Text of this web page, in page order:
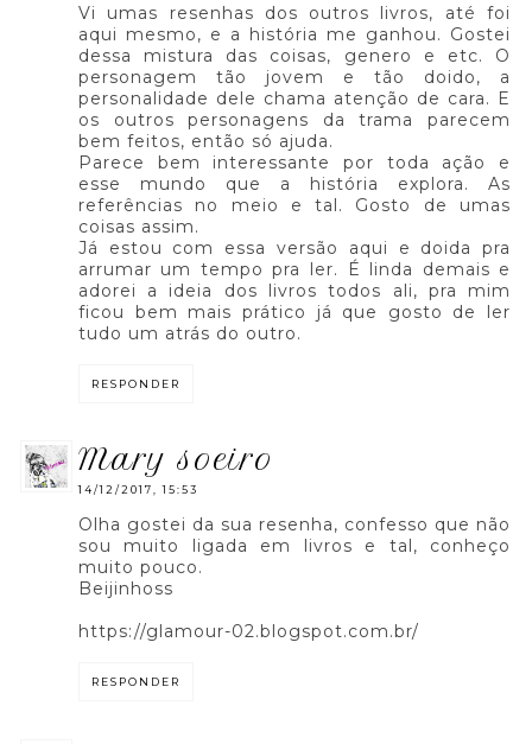
Vi umas resenhas dos outros livros, até foi
aqui mesmo, e a história me ganhou. Gostei
dessa mistura das coisas, genero e etc. O
personagem tão jovem e tão doido, a
personalidade dele chama atenção de cara. E
os outros personagens da trama parecem
bem feitos, então só ajuda.
Parece bem interessante por toda ação e
esse mundo que a história explora. As
referências no meio e tal. Gosto de umas
coisas assim.
Já estou com essa versão aqui e doida pra
arrumar um tempo pra ler. É linda demais e
adorei a ideia dos livros todos ali, pra mim
ficou bem mais prático já que gosto de ler
tudo um atrás do outro.
RESPONDER
mary soeiro
14/12/2017, 15:53
Olha gostei da sua resenha, confesso que não
sou muito ligada em livros e tal, conheço
muito pouco.
Beijinhoss
https://glamour-02.blogspot.com.br/
RESPONDER